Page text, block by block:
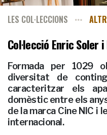
LES COL·LECCIONS
Col·lecció Enric Soler
Formada per 1029
diversitat de
caracteritzar els
domèstic entre els
de la marca Cine NIC i
internacional.